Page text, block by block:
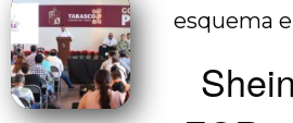
esquema